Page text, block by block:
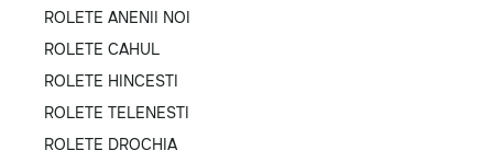
ROLETE ANENII NOI
ROLETE CAHUL
ROLETE HINCESTI
ROLETE TELENESTI
ROLETE DROCHIA